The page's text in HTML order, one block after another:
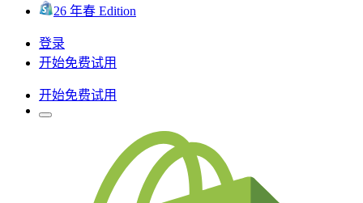
26 年春 Edition
登录
开始免费试用
开始免费试用